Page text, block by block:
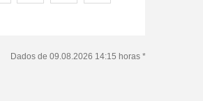
Dados de 09.08.2026 14:15 horas *